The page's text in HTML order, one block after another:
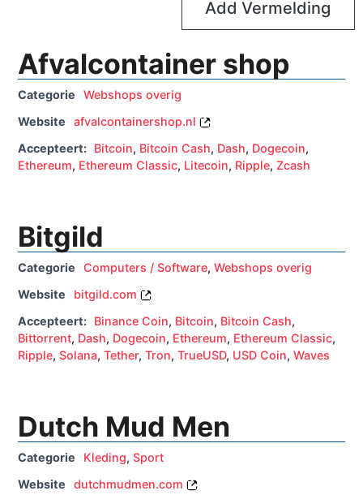
Add Vermelding
Afvalcontainer shop
Categorie
Webshops overig
Website
afvalcontainershop.nl
Accepteert: Bitcoin, Bitcoin Cash, Dash, Dogecoin,
Ethereum, Ethereum Classic, Litecoin, Ripple, Zcash
Bitgild
Categorie Computers / Software, Webshops overig
Website
bitgild.com
Accepteert: Binance Coin, Bitcoin, Bitcoin Cash,
Bittorrent, Dash, Dogecoin, Ethereum, Ethereum Classic,
Ripple, Solana, Tether, Tron, TrueUSD, USD Coin, Waves
Dutch Mud Men
Categorie Kleding, Sport
Website
dutchmudmen.com